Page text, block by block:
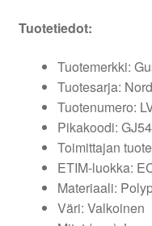
Tuotetiedot:
Tuotemerkki:
Tuotesarja:
Tuotenumero:
Pikakoodi: GJ54
Toimittajan
ETIM-luokka:
Materiaali:
Väri: Valkoinen